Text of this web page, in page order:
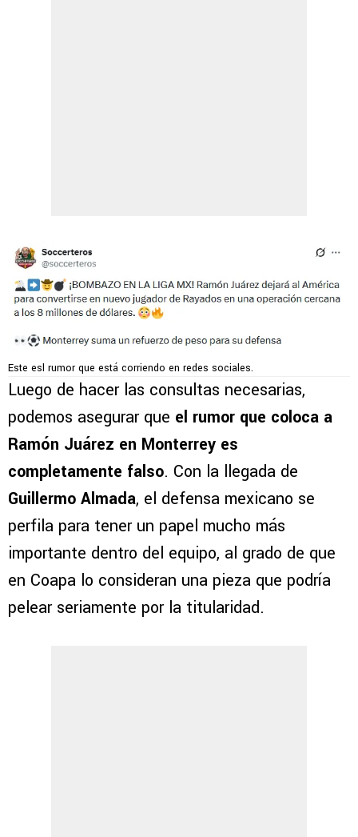
Este esl rumor que está corriendo en redes sociales.
Luego de hacer las consultas necesarias,
podemos asegurar que el rumor que coloca a
Ramón Juárez en Monterrey es
completamente falso. Con la llegada de
Guillermo Almada, el defensa mexicano se
perfila para tener un papel mucho más
importante dentro del equipo, al grado de que
en Coapa lo consideran una pieza que podría
pelear seriamente por la titularidad.